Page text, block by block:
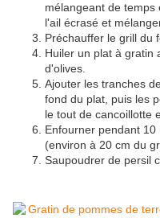
mélangeant de temps
l'ail écrasé et
Préchauffer le grill du
Huiler un plat à gratin
d'olives.
Ajouter les tranches
fond du plat, puis les
le tout de cancoillotte
Enfourner pendant
(environ à 20 cm du
Saupoudrer de persil